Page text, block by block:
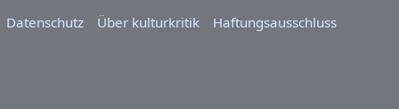
Datenschutz
Über kulturkritik Haftungsausschluss